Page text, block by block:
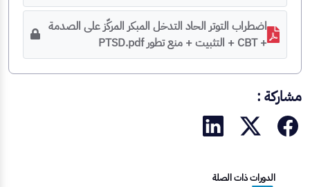
اضطراب التوتر الحاد التدخل المبكر المركّز على الصدمة
+ CBT + التثبيت + منع تطور PTSD.pdf
مشاركة :
الدورات ذات الصلة